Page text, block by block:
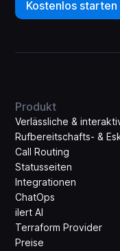
Kostenlos starten
Produkt
Verlässliche &
Rufbereitschafts- &
Call Routing
Statusseiten
Integrationen
ChatOps
ilert AI
Terraform Provider
Preise